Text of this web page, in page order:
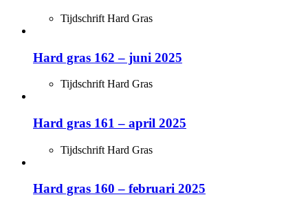
Tijdschrift Hard Gras
Hard gras 162 – juni 2025
Tijdschrift Hard Gras
Hard gras 161 – april 2025
Tijdschrift Hard Gras
Hard gras 160 – februari 2025